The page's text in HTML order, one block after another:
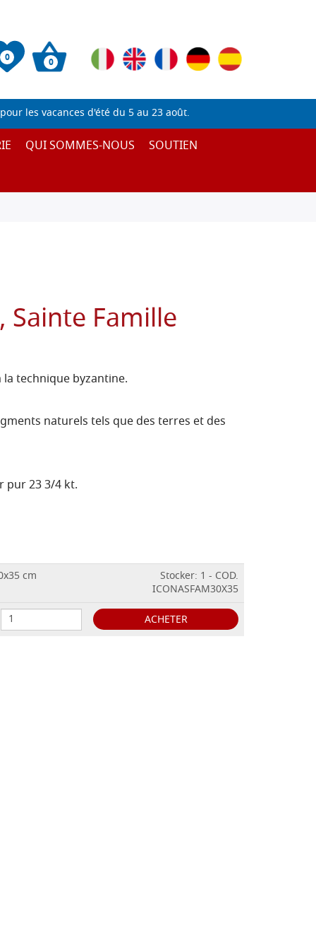
0 0
les vacances d'été du 5 au 23 août.
QUI SOMMES-NOUS
SOUTIEN
Famille
technique byzantine.
naturels tels que des terres et des
pur 23 3/4 kt.
cm
Stocker: 1 - COD.
ICONASFAM30X35
ACHETER